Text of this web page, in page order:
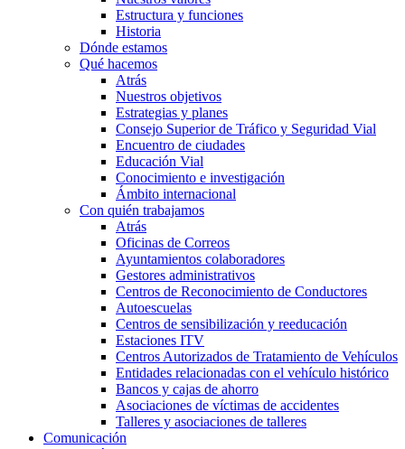
Estructura y funciones
Historia
Dónde estamos
Qué hacemos
Atrás
Nuestros objetivos
Estrategias y planes
Consejo Superior de Tráfico y Seguridad Vial
Encuentro de ciudades
Educación Vial
Conocimiento e investigación
Ámbito internacional
Con quién trabajamos
Atrás
Oficinas de Correos
Ayuntamientos colaboradores
Gestores administrativos
Centros de Reconocimiento de Conductores
Autoescuelas
Centros de sensibilización y reeducación
Estaciones ITV
Centros Autorizados de Tratamiento de Vehículos
Entidades relacionadas con el vehículo histórico
Bancos y cajas de ahorro
Asociaciones de víctimas de accidentes
Talleres y asociaciones de talleres
Comunicación